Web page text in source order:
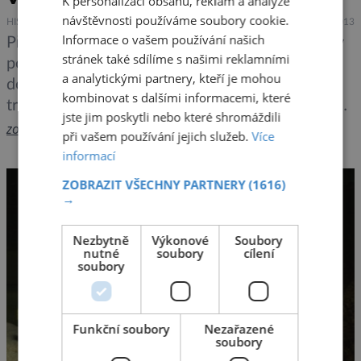
HISTORIE TECHNIKA 13.12.2013
Přesně před 33 lety, 13. prosince 1980, zmizely
poslední tramvaje, které do té doby brázdily po
délce naše nejvěhlasnější náměstí. Tramvajová
trať zde v období 1884-1980 spokovala Můstek s
Národním muzeem. Po zrušení se centrum
tramvajové dopravy přesunulo na Karlovo
náměstí, ale v poslední době se stále častěji
spekuluje, že bude stará tramvajová linka po […]
zobrazit více >>
návštěvnosti používáme soubory cookie.
Informace o vašem používání našich
stránek také sdílíme s našimi reklamními
a analytickými partnery, kteří je mohou
kombinovat s dalšími informacemi, které
jste jim poskytli nebo které shromáždili
při vašem používání jejich služeb.Více
informací
ZOBRAZIT VŠECHNY PARTNERY(1616)
→
Nezbytně
nutné
soubory
Výkonové
soubory
Soubory
cílení
Funkční soubory
Nezařazené
soubory